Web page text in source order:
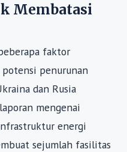
Membatasi
faktor
penurunan
dan Rusia
mengenai
energi
sejumlah fasilitas